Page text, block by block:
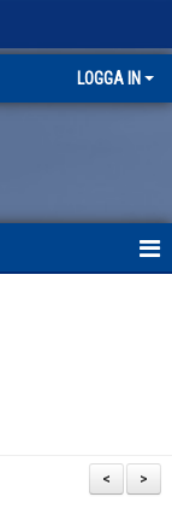
LOGGA IN
>
<